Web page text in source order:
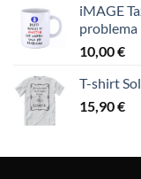
iMAGE
problema
10,00€
T-shirt
15,90€